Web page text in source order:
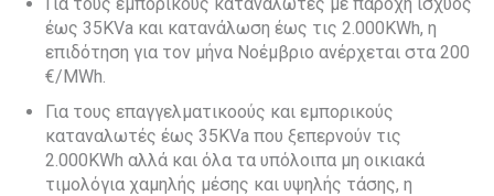
έως 35KVa και κατανάλωση έως τις 2.000KWh, η
επιδότηση για τον μήνα Νοέμβριο ανέρχεται στα 200
€/ΜWh.
Για τους επαγγελματικοούς και εμπορικούς
καταναλωτές έως 35KVa που ξεπερνούν τις
2.000KWh αλλά και όλα τα υπόλοιπα μη οικιακά
τιμολόγια χαμηλής μέσης και υψηλής τάσης, η